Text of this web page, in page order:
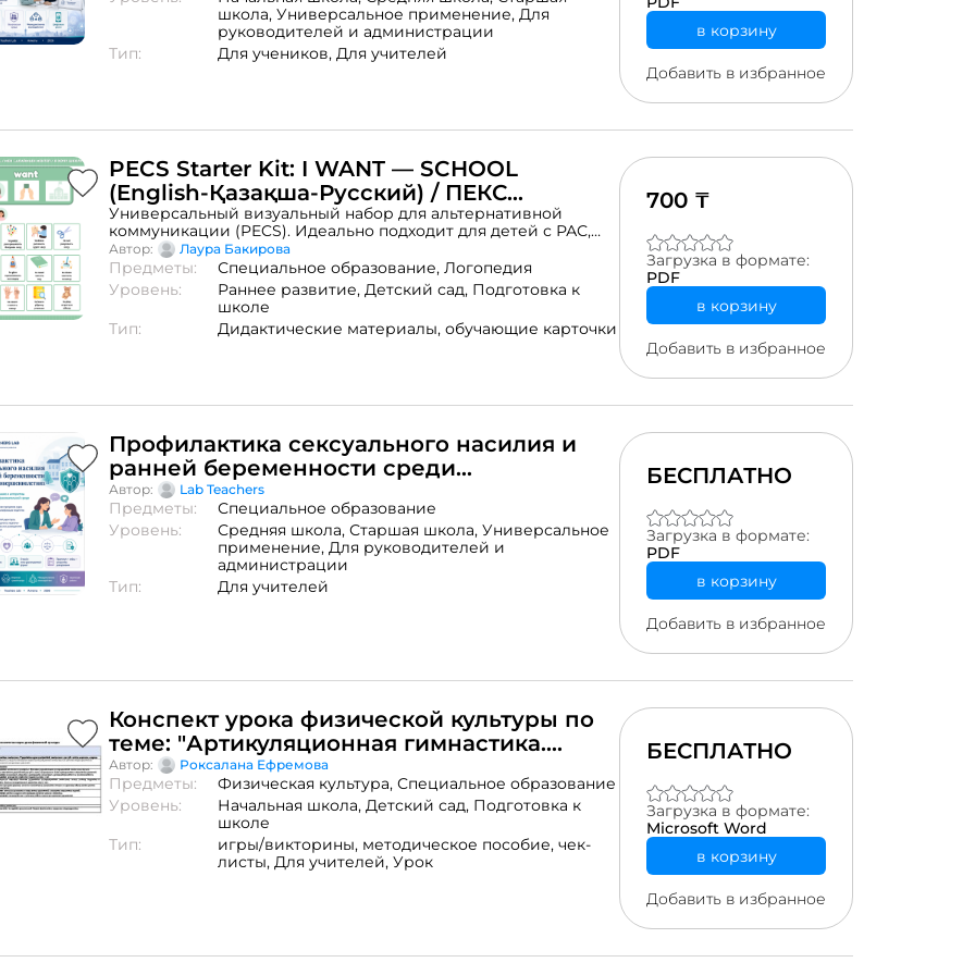
школа, Универсальное применение, Для
руководителей и администрации
Тип:
Для учеников, Для учителей
в корзину
Добавить в избранное
PECS Starter Kit: I WANT — SCHOOL
(English-Қазақша-Русский) / ПЕКС
карточки для школы
Универсальный визуальный набор для альтернативной
коммуникации (PECS). Идеально подходит для детей с РАС,
задержкой речи и особыми образовательными
потребностями.В комплекте:Коммуникативная доска «I WANT
— SCHOOL» (Я хочу — Школа) с шаблоном фразы.12 базовых
карточек действий (Write, Draw, Paint, Color, Glue, Read, Clean,
Help, Count, Learn, Play, Cut).Пустой шаблон доски для
индивидуальной работы.Особенности:3 языка: Все подписи и
подготовке (печать, ламинация, липучки).Кому
классов и английского языка, родителям.
Автор: Лаура Бакирова
Предметы: Специальное образование, Логопедия
Уровень:
Раннее развитие, Детский сад, Подготовка к
школе
Тип:
Дидактические материалы, обучающие карточки
700 ₸
Загрузка в формате:
PDF
в корзину
Добавить в избранное
Профилактика сексуального насилия и
ранней беременности среди
несовершеннолетних
Автор: Lab Teachers
Предметы:
Специальное образование
Уровень:
Средняя школа, Старшая школа, Универсальное
применение, Для руководителей и
администрации
Тип:
Для учителей
БЕСПЛАТНО
Загрузка в формате:
PDF
в корзину
Добавить в избранное
Конспект урока физической культуры по
теме: "Артикуляционная гимнастика.
Упражнения артикуляционной
гимнастики: для губ и языка «качели»,
«горка»."
Автор: Роксалана Ефремова
Предметы: Физическая культура, Специальное образование
Уровень:
Начальная школа, Детский сад, Подготовка к
школе
Тип:
игры/викторины, методическое пособие, чек-
листы, Для учителей, Урок
БЕСПЛАТНО
Загрузка в формате:
Microsoft Word
в корзину
Добавить в избранное